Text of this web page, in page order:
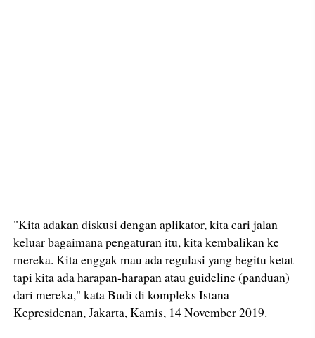
"Kita adakan diskusi dengan aplikator, kita cari jalan
keluar bagaimana pengaturan itu, kita kembalikan ke
mereka. Kita enggak mau ada regulasi yang begitu ketat
tapi kita ada harapan-harapan atau guideline (panduan)
dari mereka," kata Budi di kompleks Istana
Kepresidenan, Jakarta, Kamis, 14 November 2019.